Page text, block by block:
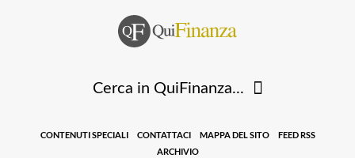
Cerca in QuiFinanza...
CONTENUTI SPECIALI CONTATTACI MAPPA DEL SITO
FEED RSS
ARCHIVIO